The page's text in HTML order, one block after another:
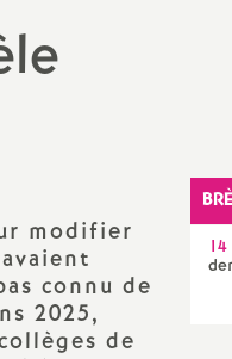
Elections
modifier
connu de
2025,
de